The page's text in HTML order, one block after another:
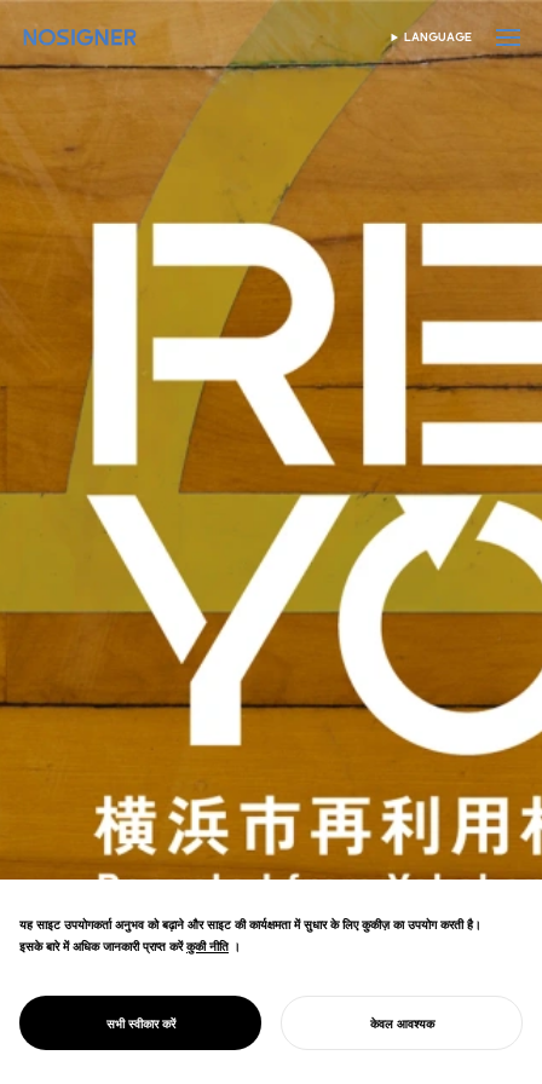
होम भाषा चुनें
LANGUAGE
PROJECT
REYO
सर्कुलर सिटी के रूप में पहचान को बढ़ाने के लिए एक
आंदोलन को आगे बढ़ाया।
यह साइट उपयोगकर्ता अनुभव को बढ़ाने और साइट की कार्यक्षमता में सुधार के लिए कुकीज़ का उपयोग करती है।
इसके बारे में अधिक जानकारी प्राप्त करें कुकी नीति
कुकी नीति ।
सभी स्वीकार करें केवल आवश्यक